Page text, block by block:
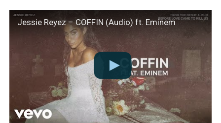
Jessie Reyez – COFFIN (Audio) ft. Eminem